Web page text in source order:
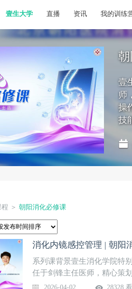
壹生大学 直播 资讯 我的训练
壹
师
操
技
＞ 朝阳消化必修课
消化内镜感控管理 | 朝阳
系列课背景壹生消化学院特
任于剑锋主任医师，精心策
读、消化内镜指南精粹分享
2026-04-02 28328